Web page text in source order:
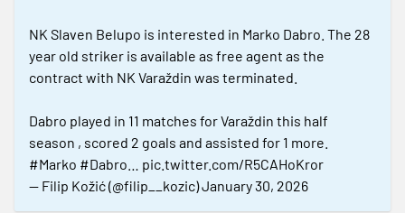
NK Slaven Belupo is interested in Marko Dabro. The 28
year old striker is available as free agent as the
contract with NK Varaždin was terminated.
Dabro played in 11 matches for Varaždin this half
season , scored 2 goals and assisted for 1 more.
#Marko #Dabro
pic.twitter.com/R5CAHoKror
— Filip Kožić (@filip__kozic)January 30, 2026